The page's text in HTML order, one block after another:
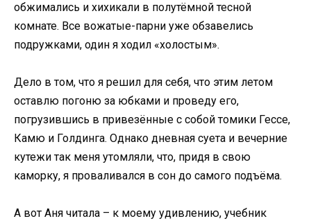
обжимались и хихикали в полутёмной тесной
комнате. Все вожатые-парни уже обзавелись
подружками, один я ходил «холостым».
Дело в том, что я решил для себя, что этим летом
оставлю погоню за юбками и проведу его,
погрузившись в привезённые с собой томики Гессе,
Камю и Голдинга. Однако дневная суета и вечерние
кутежи так меня утомляли, что, придя в свою
каморку, я проваливался в сон до самого подъёма.
А вот Аня читала – к моему удивлению, учебник